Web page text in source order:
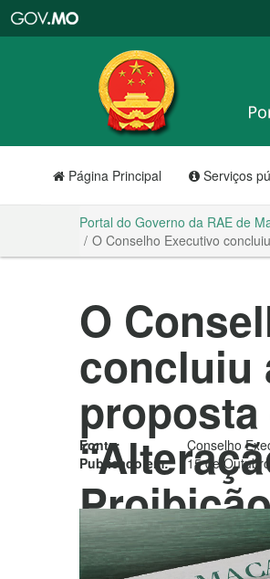
RAE
de
Macau
Página Principal Serviços
Portal do Governo da RAE de
O Conselho Executivo
O
concluiu
de
Fonte:
Conselho
Publicado em:
15 de